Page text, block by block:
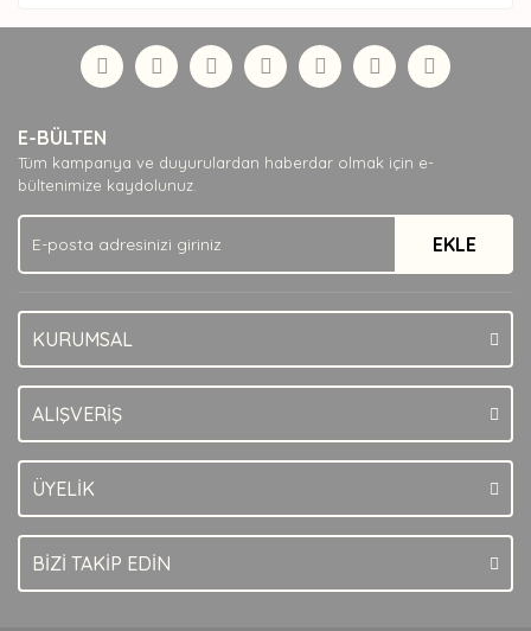
E-BÜLTEN
Tüm kampanya ve duyurulardan haberdar olmak için e-
bültenimize kaydolunuz.
EKLE
KURUMSAL
ALIŞVERİŞ
ÜYELİK
BİZİ TAKİP EDİN